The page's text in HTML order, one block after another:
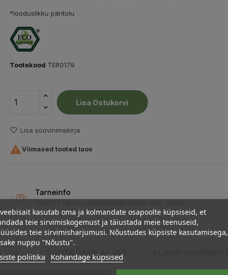
*looduslikku päritolu
Tootekood TER0179
Lisa Ostukorvi
Lisa soovinimekirja
Viimased tooted laos
Tarneinfo
TOOTE ÜKSIKASJAD
kasutab oma ja kolmandate osapoolte küpsiseid, et
teie sirvimiskogemust ja täiustada meie teenuseid,
teie sirvimisharjumusi. Nõustudes küpsiste kasutamisega,
nuppu "Nõustu".
poliitika Kohandage küpsised